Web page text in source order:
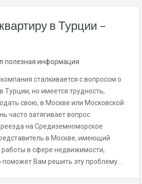
в Турции –
полезная информация
сталкивается с вопросом о
Турции, но имеется трудность,
свою, в Москве или Московской
часто затягивает вопрос
на Средиземноморское
в Москве, имеющий
в сфере недвижимости,
поможет Вам решить эту проблему….